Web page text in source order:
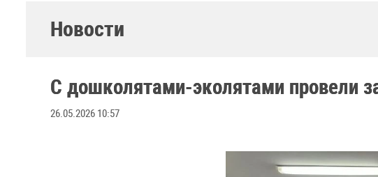
Новости
С дошколятами-эколятами провели
26.05.2026 10:57